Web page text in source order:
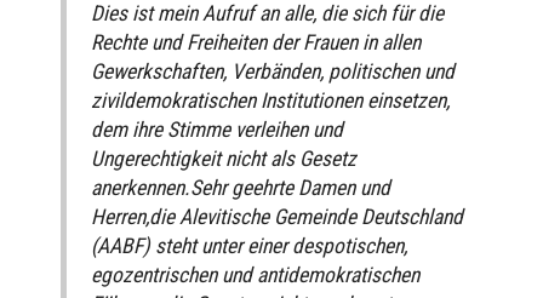
Dies ist mein Aufruf an alle, die sich für die
Rechte und Freiheiten der Frauen in allen
Gewerkschaften, Verbänden, politischen und
zivildemokratischen Institutionen einsetzen,
dem ihre Stimme verleihen und
Ungerechtigkeit nicht als Gesetz
anerkennen.Sehr geehrte Damen und
Herren,die Alevitische Gemeinde Deutschland
(AABF) steht unter einer despotischen,
egozentrischen und antidemokratischen